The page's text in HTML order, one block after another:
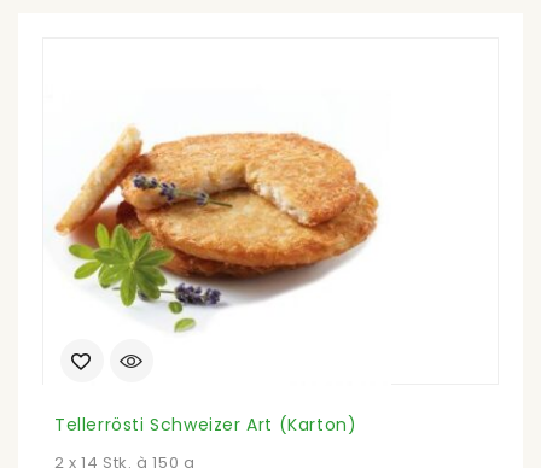
Tellerrösti Schweizer Art (Karton)
2 x 14 Stk. à 150 g